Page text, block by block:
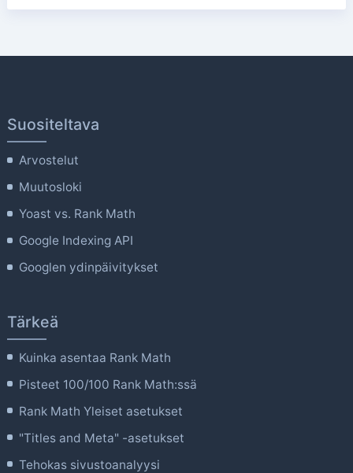
Voit
Suositeltava
Arvostelut
Muutosloki
Yoast vs. Rank Math
Google Indexing API
Googlen ydinpäivitykset
Tärkeä
Kuinka asentaa Rank Math
Pisteet 100/100 Rank Math:ssä
Rank Math Yleiset asetukset
"Titles and Meta" -asetukset
Tehokas sivustoanalyysi